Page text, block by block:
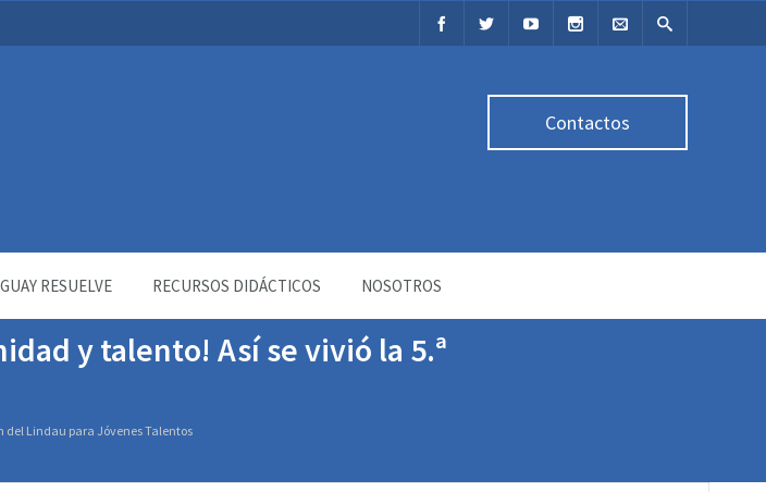
Contactos
RESUELVE RECURSOS DIDÁCTICOS NOSOTROS
y talento! Así se vivió la 5.ª
del Lindau para Jóvenes Talentos